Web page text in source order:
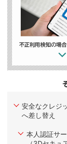
安全なクレジ
へ差し替え
本人認証サ